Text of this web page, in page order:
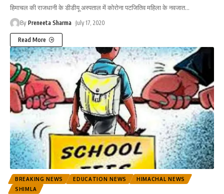
हिमाचल की राजधानी के डीडीयू अस्पताल में कोरोना पटजितिव महिला के नवजात…
By Preneeta Sharma July 17, 2020
Read More
BREAKING NEWS EDUCATION NEWS
HIMACHAL NEWS
SHIMLA